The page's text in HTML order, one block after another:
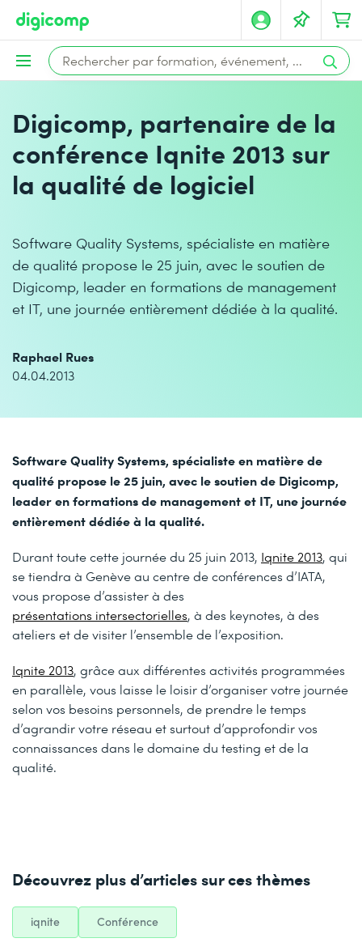
Digicomp, partenaire de la
conférence Iqnite 2013 sur
la qualité de logiciel
Software Quality Systems, spécialiste en matière
de qualité propose le 25 juin, avec le soutien de
Digicomp, leader en formations de management
et IT, une journée entièrement dédiée à la qualité.
Raphael Rues
04.04.2013
Software Quality Systems, spécialiste en matière de
qualité propose le 25 juin, avec le soutien de Digicomp,
leader en formations de management et IT, une journée
entièrement dédiée à la qualité.
Durant toute cette journée du 25 juin 2013, Iqnite 2013, qui
se tiendra à Genève au centre de conférences d’IATA,
vous propose d’assister à des
présentations intersectorielles, à des keynotes, à des
ateliers et de visiter l’ensemble de l’exposition.
Iqnite 2013, grâce aux différentes activités programmées
en parallèle, vous laisse le loisir d’organiser votre journée
selon vos besoins personnels, de prendre le temps
d’agrandir votre réseau et surtout d’approfondir vos
connaissances dans le domaine du testing et de la
qualité.
Découvrez plus d’articles sur ces thèmes
iqnite Conférence